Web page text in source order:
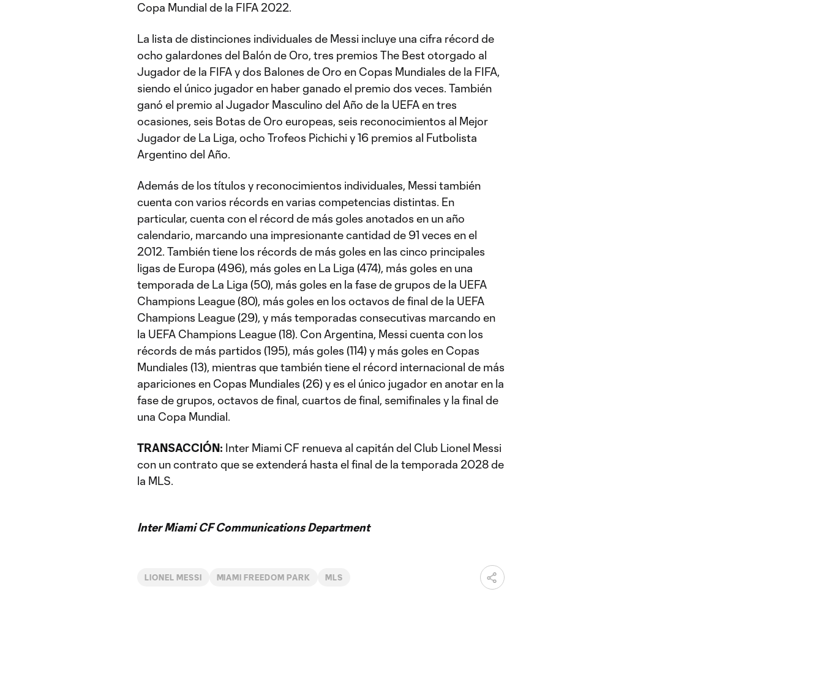
Copa Mundial de la FIFA 2022.
La lista de distinciones individuales de Messi incluye una cifra récord de
ocho galardones del Balón de Oro, tres premios The Best otorgado al
Jugador de la FIFA y dos Balones de Oro en Copas Mundiales de la FIFA,
siendo el único jugador en haber ganado el premio dos veces. También
ganó el premio al Jugador Masculino del Año de la UEFA en tres
ocasiones, seis Botas de Oro europeas, seis reconocimientos al Mejor
Jugador de La Liga, ocho Trofeos Pichichi y 16 premios al Futbolista
Argentino del Año.
Además de los títulos y reconocimientos individuales, Messi también
cuenta con varios récords en varias competencias distintas. En
particular, cuenta con el récord de más goles anotados en un año
calendario, marcando una impresionante cantidad de 91 veces en el
2012. También tiene los récords de más goles en las cinco principales
ligas de Europa (496), más goles en La Liga (474), más goles en una
temporada de La Liga (50), más goles en la fase de grupos de la UEFA
Champions League (80), más goles en los octavos de final de la UEFA
Champions League (29), y más temporadas consecutivas marcando en
la UEFA Champions League (18). Con Argentina, Messi cuenta con los
récords de más partidos (195), más goles (114) y más goles en Copas
Mundiales (13), mientras que también tiene el récord internacional de más
apariciones en Copas Mundiales (26) y es el único jugador en anotar en la
fase de grupos, octavos de final, cuartos de final, semifinales y la final de
una Copa Mundial.
TRANSACCIÓN: Inter Miami CF renueva al capitán del Club Lionel Messi
con un contrato que se extenderá hasta el final de la temporada 2028 de
la MLS.
Inter Miami CF Communications Department
LIONEL MESSI MIAMI FREEDOM PARK MLS